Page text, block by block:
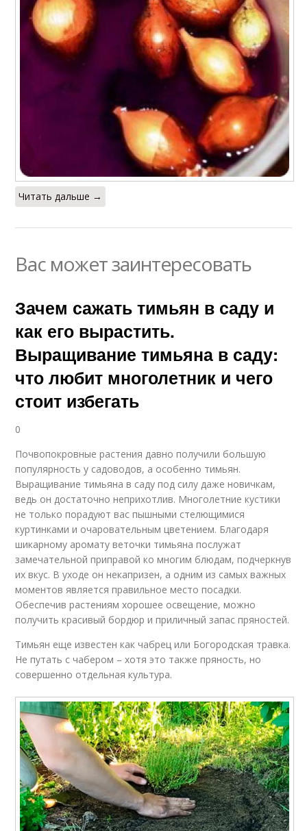
Читать дальше →
Вас может заинтересовать
Зачем сажать тимьян в саду и
как его вырастить.
Выращивание тимьяна в саду:
что любит многолетник и чего
стоит избегать
0
Почвопокровные растения давно получили большую
популярность у садоводов, а особенно тимьян.
Выращивание тимьяна в саду под силу даже новичкам,
ведь он достаточно неприхотлив. Многолетние кустики
не только порадуют вас пышными стелющимися
куртинками и очаровательным цветением. Благодаря
шикарному аромату веточки тимьяна послужат
замечательной приправой ко многим блюдам, подчеркнув
их вкус. В уходе он некапризен, а одним из самых важных
моментов является правильное место посадки.
Обеспечив растениям хорошее освещение, можно
получить красивый бордюр и приличный запас пряностей.
Тимьян еще известен как чабрец или Богородская травка.
Не путать с чабером – хотя это также пряность, но
совершенно отдельная культура.